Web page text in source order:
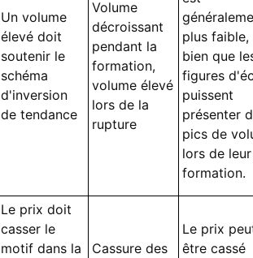
Un volume
élevé doit
soutenir le
schéma
d'inversion
de tendance
Volume
décroissant
pendant la
formation,
volume élevé
lors de la
rupture
plus faible,
bien que
figures
puissent
présenter
pics de
lors de leur
formation.
Le prix doit
casser le
motif dans la
Cassure des
Le prix
être cassé